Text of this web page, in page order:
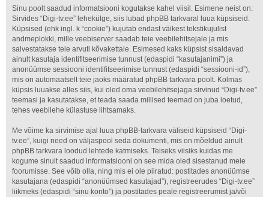
Sinu poolt saadud informatsiooni kogutakse kahel viisil. Esimene neist on:
Sirvides “Digi-tv.ee” lehekülge, siis lubad phpBB tarkvaral luua küpsiseid.
Küpsised (ehk ingl. k “cookie”) kujutab endast väikest tekstikujulist
andmeplokki, mille veebiserver saadab teie veebilehitsejale ja mis
salvestatakse teie arvuti kõvakettale. Esimesed kaks küpsist sisaldavad
ainult kasutaja identifitseerimise tunnust (edaspidi “kasutajanimi”) ja
anonüümse sessiooni identifitseerimise tunnust (edaspidi “sessiooni-id”),
mis on automaatselt teie jaoks määratud phpBB tarkvara poolt. Kolmas
küpsis luuakse alles siis, kui oled oma veebilehitsejaga sirvinud “Digi-tv.ee”
teemasi ja kasutatakse, et teada saada millised teemad on juba loetud,
tehes veebilehe külastuse lihtsamaks.
Me võime ka sirvimise ajal luua phpBB-tarkvara väliseid küpsiseid “Digi-
tv.ee”, kuigi need on väljaspool seda dokumenti, mis on mõeldud ainult
phpBB tarkvara loodud lehtede katmiseks. Teiseks viisiks kuidas me
kogume sinult saadud informatsiooni on see mida oled sisestanud meie
foorumisse. See võib olla, ning mis ei ole piiratud: postitades anonüümse
kasutajana (edaspidi “anonüümsed kasutajad”), registreerudes “Digi-tv.ee”
liikmeks (edaspidi “sinu konto”) ja postitades peale registreerumist ja/või